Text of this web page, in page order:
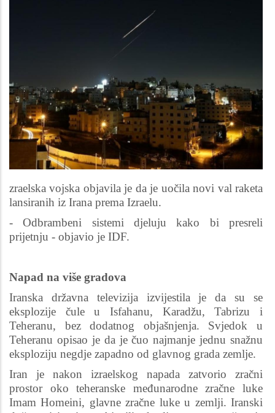
zraelska vojska objavila je da je uočila novi val raketa
lansiranih iz Irana prema Izraelu.
- Odbrambeni sistemi djeluju kako bi presreli
prijetnju - objavio je IDF.
Napad na više gradova
Iranska državna televizija izvijestila je da su se
eksplozije čule u Isfahanu, Karadžu, Tabrizu i
Teheranu, bez dodatnog objašnjenja. Svjedok u
Teheranu opisao je da je čuo najmanje jednu snažnu
eksploziju negdje zapadno od glavnog grada zemlje.
Iran je nakon izraelskog napada zatvorio zračni
prostor oko teheranske međunarodne zračne luke
Imam Homeini, glavne zračne luke u zemlji. Iranski